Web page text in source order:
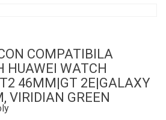
COMPATIBILA
HUAWEI WATCH
46MM|GT 2E|GALAXY
VIRIDIAN GREEN